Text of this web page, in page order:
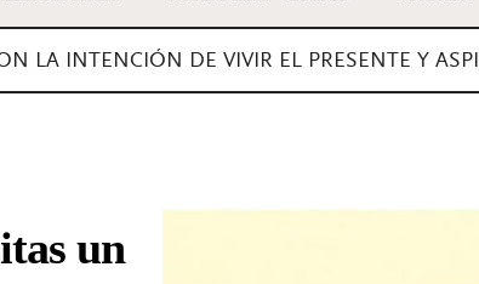
LA INTENCIÓN DE VIVIR EL PRESENTE Y
un